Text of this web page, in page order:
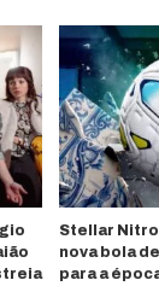
Stellar
nova bola
para a